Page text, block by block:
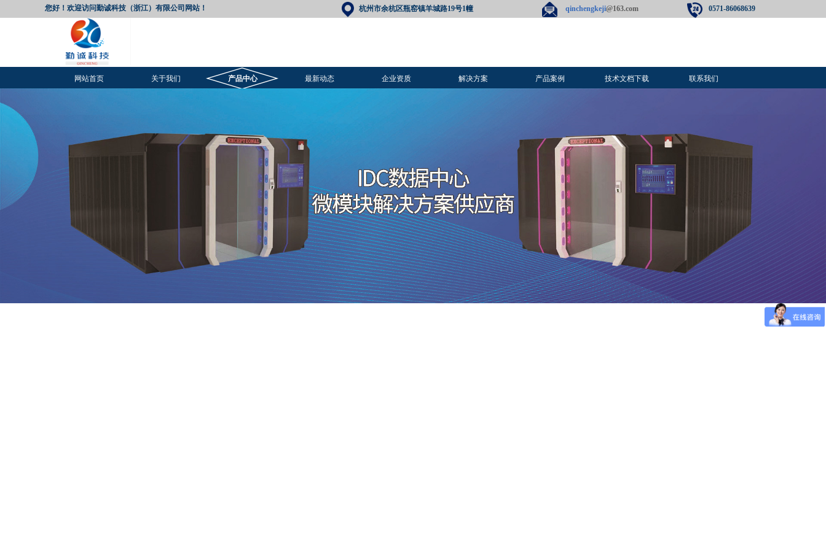
杭州市余杭区瓶窑镇羊城路19号1幢 0571-86068639
您好！欢迎访问勤诚科技（浙江）有限公司网站！ qinchengkeji@163.com​
网站首页 关于我们 产品中心 最新动态 企业资质 解决方案 产品案例 技术文档下载 联系我们